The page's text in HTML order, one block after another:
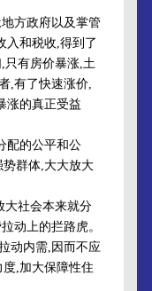
方政府以及掌管
入和税收,得到了
只有房价暴涨,土
,有了快速涨价,
涨的真正受益
配的公平和公
群体,大大放大
社会本来就分
动上的拦路虎。
动内需,因而不应
,加大保障性住